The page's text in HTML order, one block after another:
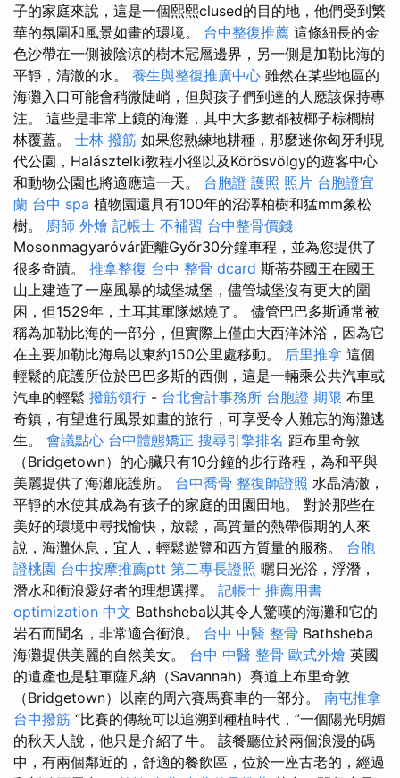
子的家庭來說，這是一個熙熙clused的目的地，他們受到繁
華的氛圍和風景如畫的環境。 台中整復推薦 這條細長的金
色沙帶在一側被陰涼的樹木冠層邊界，另一側是加勒比海的
平靜，清澈的水。 養生與整復推廣中心 雖然在某些地區的
海灘入口可能會稍微陡峭，但與孩子們到達的人應該保持專
注。 這些是非常上鏡的海灘，其中大多數都被椰子棕櫚樹
林覆蓋。 士林 撥筋 如果您熟練地耕種，那麼迷你匈牙利現
代公園，Halásztelki教程小徑以及Körösvölgy的遊客中心
和動物公園也將適應這一天。 台胞證 護照 照片 台胞證宜
蘭 台中 spa 植物園還具有100年的沼澤柏樹和猛mm象松
樹。 廚師 外燴 記帳士 不補習 台中整骨價錢
Mosonmagyaróvár距離Győr30分鐘車程，並為您提供了
很多奇蹟。 推拿整復 台中 整骨 dcard 斯蒂芬國王在國王
山上建造了一座風暴的城堡城堡，儘管城堡沒有更大的圍
困，但1529年，土耳其軍隊燃燒了。 儘管巴巴多斯通常被
稱為加勒比海的一部分，但實際上僅由大西洋沐浴，因為它
在主要加勒比海島以東約150公里處移動。 后里推拿 這個
輕鬆的庇護所位於巴巴多斯的西側，這是一輛乘公共汽車或
汽車的輕鬆 撥筋領行 - 台北會計事務所 台胞證 期限 布里
奇鎮，有望進行風景如畫的旅行，可享受令人難忘的海灘逃
生。 會議點心 台中體態矯正 搜尋引擎排名 距布里奇敦
（Bridgetown）的心臟只有10分鐘的步行路程，為和平與
美麗提供了海灘庇護所。 台中喬骨 整復師證照 水晶清澈，
平靜的水使其成為有孩子的家庭的田園田地。 對於那些在
美好的環境中尋找愉快，放鬆，高質量的熱帶假期的人來
說，海灘休息，宜人，輕鬆遊覽和西方質量的服務。 台胞
證桃園 台中按摩推薦ptt 第二專長證照 曬日光浴，浮潛，
潛水和衝浪愛好者的理想選擇。 記帳士 推薦用書
optimization 中文 Bathsheba以其令人驚嘆的海灘和它的
岩石而聞名，非常適合衝浪。 台中 中醫 整骨 Bathsheba
海灘提供美麗的自然美女。 台中 中醫 整骨 歐式外燴 英國
的遺產也是駐軍薩凡納（Savannah）賽道上布里奇敦
（Bridgetown）以南的周六賽馬賽車的一部分。 南屯推拿
台中撥筋 “比賽的傳統可以追溯到種植時代，”一個陽光明媚
的秋天人說，他只是介紹了牛。 該餐廳位於兩個浪漫的碼
中，有兩個鄰近的，舒適的餐飲區，位於一座古老的，經過